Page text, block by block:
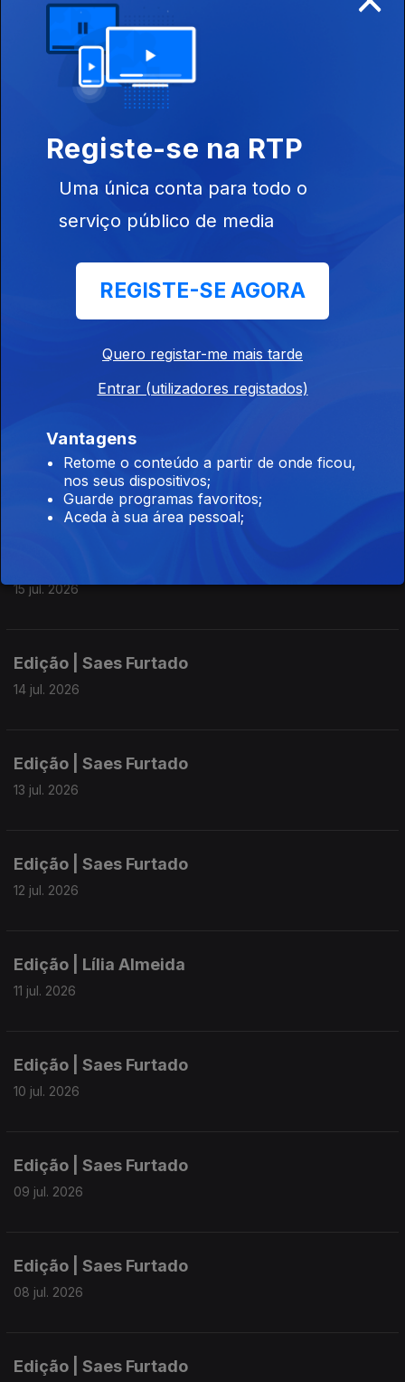
Edição | Margarida Pereira
20 jul. 2026
Edição I Sandra Pimenta
19 jul. 2026
Edição I Sandra Pimenta
Edição | Saes Furtado
Edição | Saes Furtado
16 jul. 2026
15 jul. 2026
Edição | Saes Furtado
14 jul. 2026
Edição | Saes Furtado
13 jul. 2026
Edição | Saes Furtado
12 jul. 2026
Edição | Lília Almeida
11 jul. 2026
Edição | Saes Furtado
10 jul. 2026
Edição | Saes Furtado
09 jul. 2026
Edição | Saes Furtado
08 jul. 2026
Edição | Saes Furtado
Registe-se na RTP
Uma única conta para todo o
serviço público de media
REGISTE-SE AGORA
Quero registar-me mais tarde
Entrar (utilizadores registados)
Vantagens
Retome o conteúdo a partir de onde ficou,
nos seus dispositivos;
Guarde programas favoritos;
Aceda à sua área pessoal;